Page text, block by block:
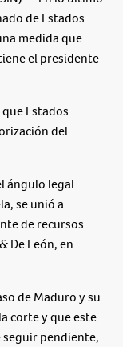
de Estados
medida que
el presidente
Estados
del
ángulo legal
se unió a
de recursos
De León, en
de Maduro y su
corte y que este
seguir pendiente,